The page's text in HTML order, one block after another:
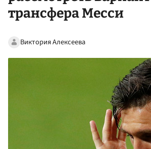
трансфера Месси
Виктория Алексеева